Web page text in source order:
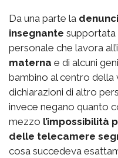
Da una parte la
insegnante supportata
personale che lavora
materna e di alcuni
bambino al centro della
dichiarazioni di altro
invece negano quanto
mezzo l’impossibilità
delle telecamere
cosa succedeva